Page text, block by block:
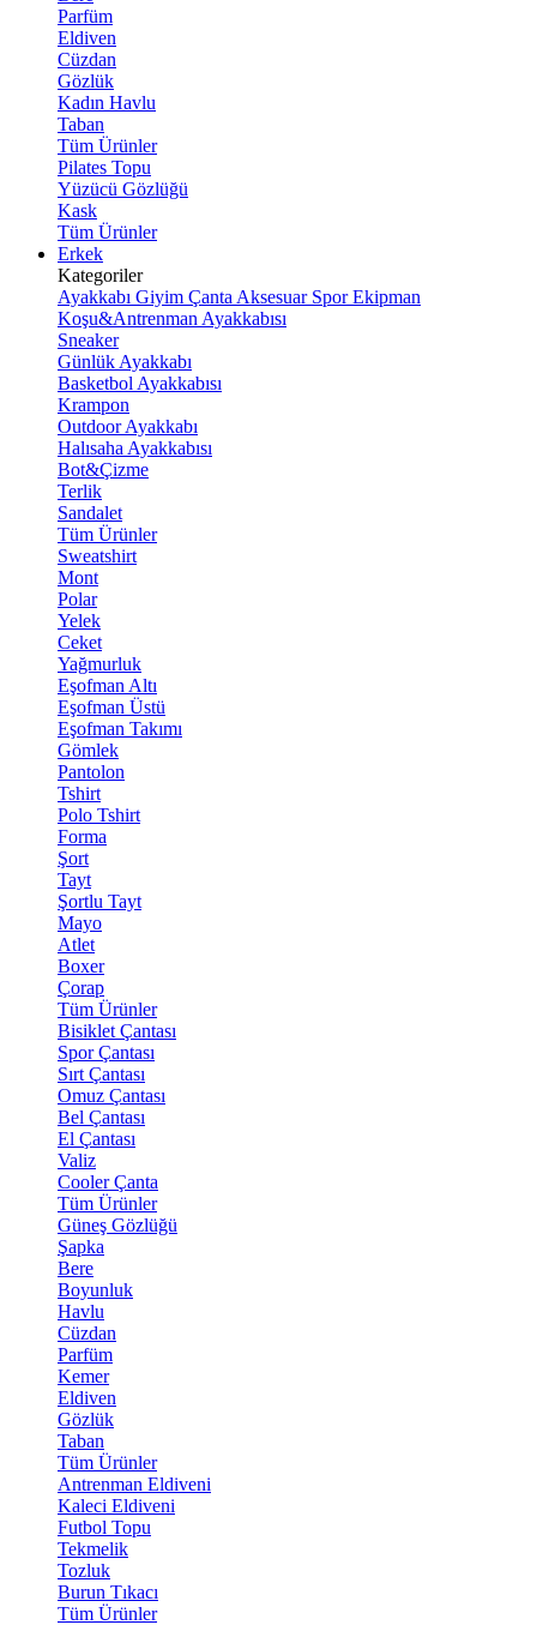
Parfüm
Eldiven
Cüzdan
Gözlük
Kadın Havlu
Taban
Tüm Ürünler
Pilates Topu
Yüzücü Gözlüğü
Kask
Tüm Ürünler
Erkek
Kategoriler
Ayakkabı Giyim Çanta Aksesuar Spor Ekipman
Koşu&Antrenman Ayakkabısı
Sneaker
Günlük Ayakkabı
Basketbol Ayakkabısı
Krampon
Outdoor Ayakkabı
Halısaha Ayakkabısı
Bot&Çizme
Terlik
Sandalet
Tüm Ürünler
Sweatshirt
Mont
Polar
Yelek
Ceket
Yağmurluk
Eşofman Altı
Eşofman Üstü
Eşofman Takımı
Gömlek
Pantolon
Tshirt
Polo Tshirt
Forma
Şort
Tayt
Şortlu Tayt
Mayo
Atlet
Boxer
Çorap
Tüm Ürünler
Bisiklet Çantası
Spor Çantası
Sırt Çantası
Omuz Çantası
Bel Çantası
El Çantası
Valiz
Cooler Çanta
Tüm Ürünler
Güneş Gözlüğü
Şapka
Bere
Boyunluk
Havlu
Cüzdan
Parfüm
Kemer
Eldiven
Gözlük
Taban
Tüm Ürünler
Antrenman Eldiveni
Kaleci Eldiveni
Futbol Topu
Tekmelik
Tozluk
Burun Tıkacı
Tüm Ürünler